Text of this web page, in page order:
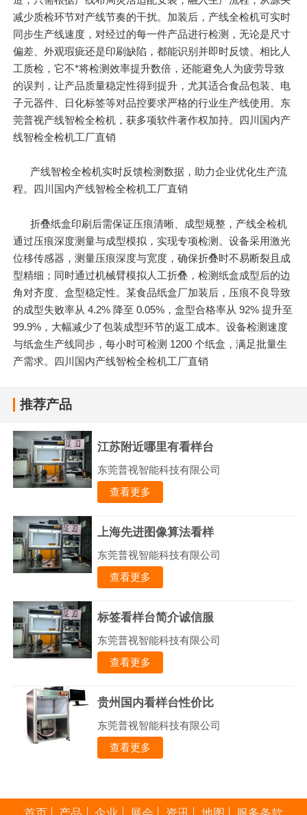
减少质检环节对产线节奏的干扰。加装后，产线全检机可实时
同步生产线速度，对经过的每一件产品进行检测，无论是尺寸
偏差、外观瑕疵还是印刷缺陷，都能识别并即时反馈。相比人
工质检，它不*将检测效率提升数倍，还能避免人为疲劳导致
的误判，让产品质量稳定性得到提升，尤其适合食品包装、电
子元器件、日化标签等对品控要求严格的行业生产线使用。东
莞普视产线智检全检机，获多项软件著作权加持。四川国内产
线智检全检机工厂直销
产线智检全检机实时反馈检测数据，助力企业优化生产流
程。四川国内产线智检全检机工厂直销
折叠纸盒印刷后需保证压痕清晰、成型规整，产线全检机
通过压痕深度测量与成型模拟，实现专项检测。设备采用激光
位移传感器，测量压痕深度与宽度，确保折叠时不易断裂且成
型精细；同时通过机械臂模拟人工折叠，检测纸盒成型后的边
角对齐度、盒型稳定性。某食品纸盒厂加装后，压痕不良导致
的成型失败率从 4.2% 降至 0.05%，盒型合格率从 92% 提升至
99.9%，大幅减少了包装成型环节的返工成本。设备检测速度
与纸盒生产线同步，每小时可检测 1200 个纸盒，满足批量生
产需求。四川国内产线智检全检机工厂直销
推荐产品
江苏附近哪里有看样台
东莞普视智能科技有限公司
查看更多
上海先进图像算法看样
东莞普视智能科技有限公司
查看更多
标签看样台简介诚信服
东莞普视智能科技有限公司
查看更多
贵州国内看样台性价比
东莞普视智能科技有限公司
查看更多